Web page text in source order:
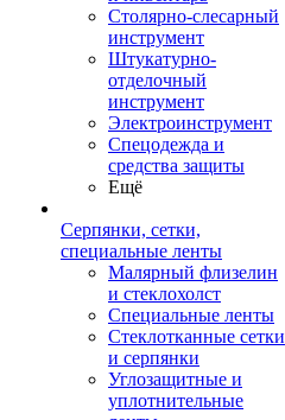
Столярно-слесарный
инструмент
Штукатурно-
отделочный
инструмент
Электроинструмент
Спецодежда и
средства защиты
Ещё
Серпянки, сетки,
специальные ленты
Малярный флизелин
и стеклохолст
Специальные ленты
Стеклотканные сетки
и серпянки
Углозащитные и
уплотнительные